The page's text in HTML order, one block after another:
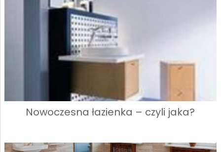
Nowoczesna łazienka – czyli jaka?